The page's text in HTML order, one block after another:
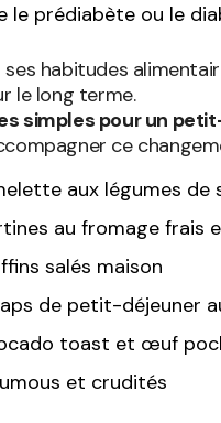
le prédiabète ou le
ses habitudes
le long terme.
simples pour un
ce
aux légumes de
au fromage frais
salés maison
de petit-déjeuner
toast et œuf
et crudités